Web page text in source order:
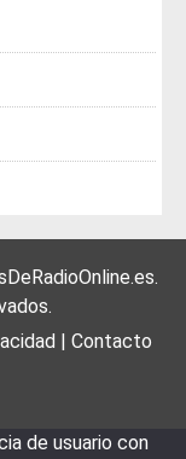
.
| Contacto
de usuario con